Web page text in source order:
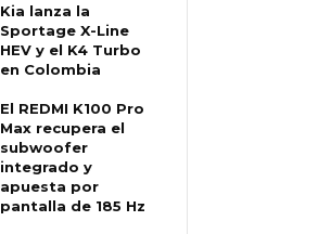
Kia lanza la
Sportage X-Line
HEV y el K4 Turbo
en Colombia
El REDMI K100 Pro
Max recupera el
subwoofer
integrado y
apuesta por
pantalla de 185 Hz